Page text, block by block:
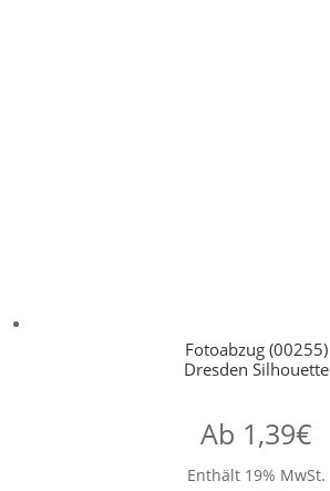
Fotoabzug (00255)
Dresden Silhouette
Ab 1,39€
Enthält 19% MwSt.